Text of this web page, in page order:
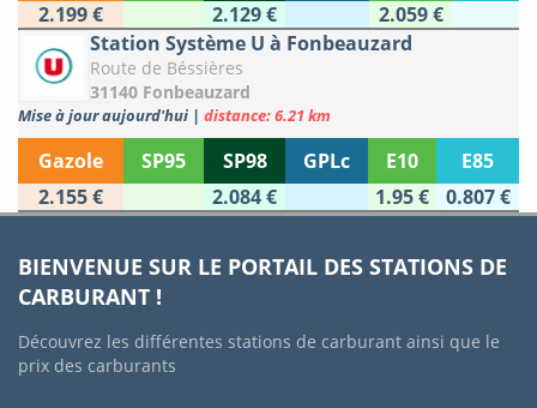
2.199 €
2.129 €
2.059 €
Station Système U à Fonbeauzard
Route de Béssières
31140 Fonbeauzard
Mise à jour aujourd'hui | distance: 6.21 km
Gazole SP95 SP98 GPLc E10
E85
2.155 €
2.084 € 1.95 € 0.807 €
BIENVENUE SUR LE PORTAIL DES STATIONS DE
CARBURANT !
Découvrez les différentes stations de carburant ainsi que le
prix des carburants